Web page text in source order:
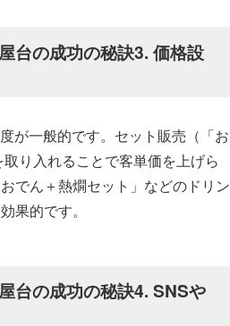
台の成功の秘訣3. 価格設
が一般的です。セット販売（「お
り入れることで客単価を上げら
でん＋熱燗セット」などのドリン
果的です。
台の成功の秘訣4. SNSや